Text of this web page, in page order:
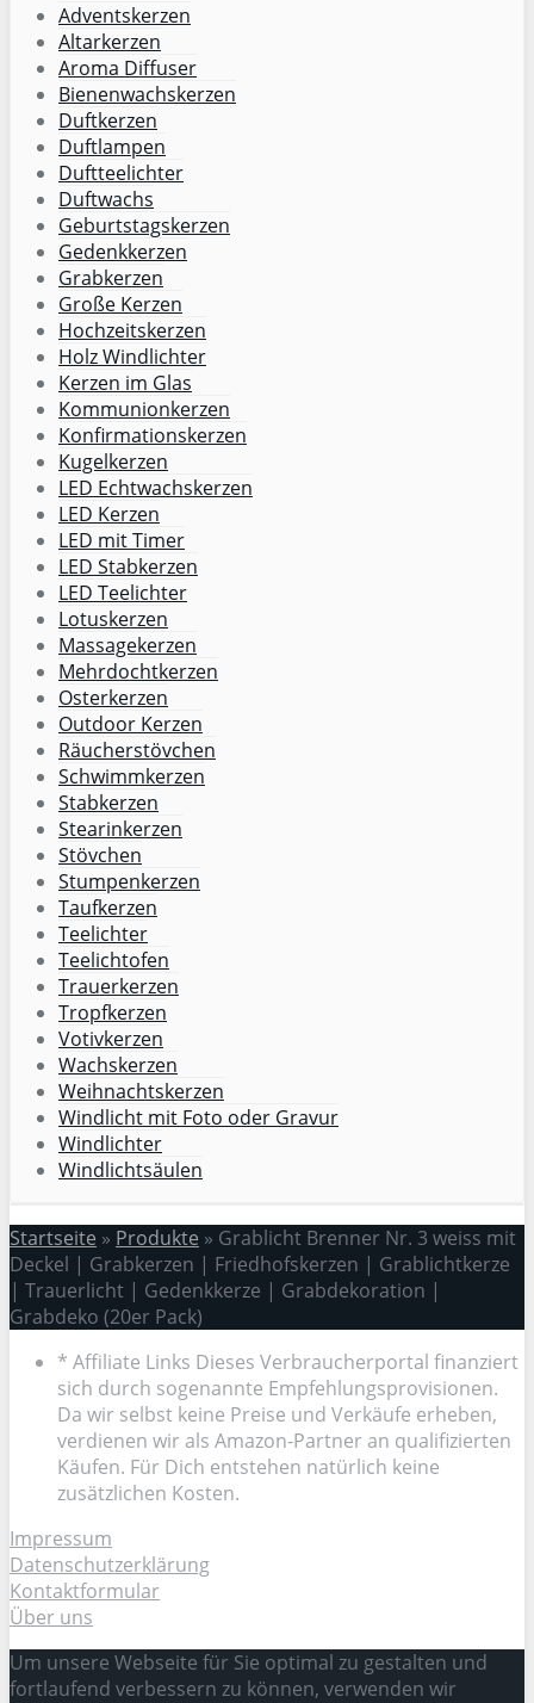
Adventskerzen
Altarkerzen
Aroma Diffuser
Bienenwachskerzen
Duftkerzen
Duftlampen
Duftteelichter
Duftwachs
Geburtstagskerzen
Gedenkkerzen
Grabkerzen
Große Kerzen
Hochzeitskerzen
Holz Windlichter
Kerzen im Glas
Kommunionkerzen
Konfirmationskerzen
Kugelkerzen
LED Echtwachskerzen
LED Kerzen
LED mit Timer
LED Stabkerzen
LED Teelichter
Lotuskerzen
Massagekerzen
Mehrdochtkerzen
Osterkerzen
Outdoor Kerzen
Räucherstövchen
Schwimmkerzen
Stabkerzen
Stearinkerzen
Stövchen
Stumpenkerzen
Taufkerzen
Teelichter
Teelichtofen
Trauerkerzen
Tropfkerzen
Votivkerzen
Wachskerzen
Weihnachtskerzen
Windlicht mit Foto oder Gravur
Windlichter
Windlichtsäulen
Startseite » Produkte » Grablicht Brenner Nr. 3 weiss mit
Deckel | Grabkerzen | Friedhofskerzen | Grablichtkerze
| Trauerlicht | Gedenkkerze | Grabdekoration |
Grabdeko (20er Pack)
* Affiliate Links Dieses Verbraucherportal finanziert
sich durch sogenannte Empfehlungsprovisionen.
Da wir selbst keine Preise und Verkäufe erheben,
verdienen wir als Amazon-Partner an qualifizierten
Käufen. Für Dich entstehen natürlich keine
zusätzlichen Kosten.
Impressum
Datenschutzerklärung
Kontaktformular
Über uns
Um unsere Webseite für Sie optimal zu gestalten und
fortlaufend verbessern zu können, verwenden wir